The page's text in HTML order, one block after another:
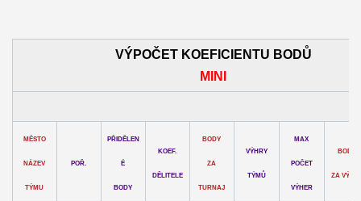
VÝPOČET KOEFICIENTU BODŮ
MINI
MĚSTO
NÁZEV
TÝMU
POŘ.
PŘIDĚLEN
É
BODY
KOEF.
DĚLITELE
BODY
ZA
TURNAJ
VÝHRY
TÝMŮ
MAX
POČET
VÝHER
BODY
ZA